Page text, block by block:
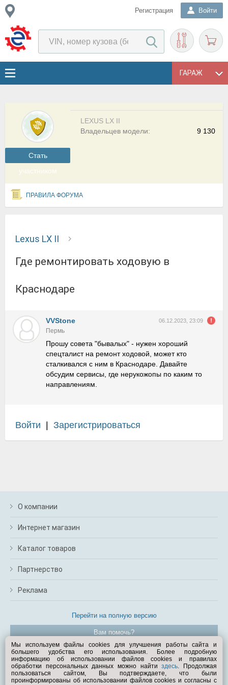
Регистрация Войти
ГАРАЖ
Cтать
участником
LEXUS LX II
9 130
Владельцев модели:
ПРАВИЛА ФОРУМА
Lexus LX II
Где ремонтировать ходовую в
Краснодаре
VVStone 06.12.2023, 23:09
Пермь
Прошу совета "бывалых" - нужен хороший
спецталист на ремонт ходовой, может кто
сталкивался с ним в Краснодаре. Давайте
обсудим сервисы, где нерукожопы по каким то
направлениям.
Войти Зарегистрироваться
О компании
Интернет магазин
Каталог товаров
Партнерство
Реклама
Перейти на полную версию
Вам помочь?
© Exist.ru 1998—2026
Мы используем файлы cookies для улучшения работы сайта и
большего удобства его использования. Более подробную
информацию об использовании файлов cookies и правилах
обработки персональных данных можно найтиздесь. Продолжая
пользоваться сайтом, Вы подтверждаете, что были
проинформированы об использовании файлов cookies и согласны с